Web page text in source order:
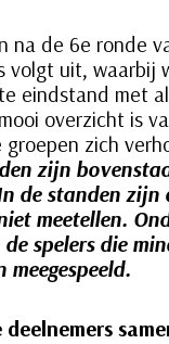
na de 6e ronde
volgt uit, waarbij
eindstand met
overzicht is
groepen zich
zijn
de standen zijn
meetellen.
spelers die